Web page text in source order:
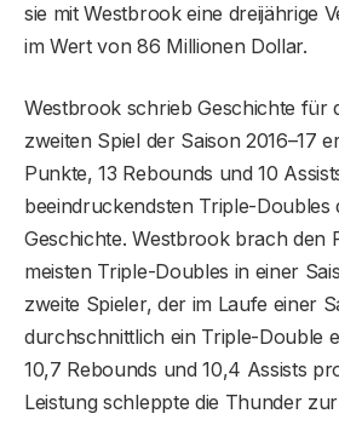
sie mit Westbrook eine dreijährige
im Wert von 86 Millionen Dollar.
Westbrook schrieb Geschichte für
zweiten Spiel der Saison 2016–17
Punkte, 13 Rebounds und 10
beeindruckendsten Triple-Doubles
Geschichte. Westbrook brach den
meisten Triple-Doubles in einer
zweite Spieler, der im Laufe einer
durchschnittlich ein Triple-Double
10,7 Rebounds und 10,4 Assists
Leistung schleppte die Thunder